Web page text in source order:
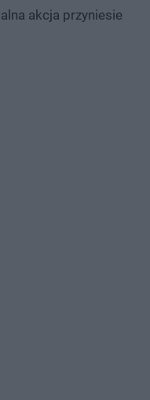
akcja przyniesie